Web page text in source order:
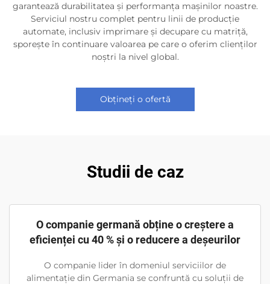
garantează durabilitatea și performanța mașinilor noastre.
Serviciul nostru complet pentru linii de producție
automate, inclusiv imprimare și decupare cu matriță,
sporește în continuare valoarea pe care o oferim clienților
noștri la nivel global.
Obțineți o ofertă
Studii de caz
O companie germană obține o creștere a
eficienței cu 40 % și o reducere a deșeurilor
O companie lider în domeniul serviciilor de
alimentație din Germania se confruntă cu soluții de